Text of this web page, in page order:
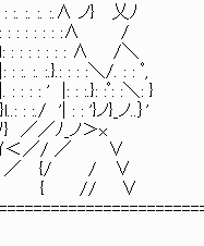
:. :. :.|.: :
: : : : : :∧ /
: l: : : : : : : : ∧
:. :.}.: : : :＼/. : : ﾟ,
' |: : :.}: :ﾟ: :＼: }
'| : : '}ノ}_ノ..｝'
／ﾉ_ノ＞x こん
/ ／ ∨
{/
// ∨